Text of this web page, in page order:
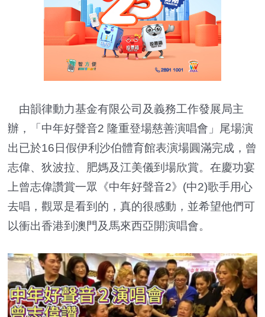
由韻律動力基金有限公司及義務工作發展局主
辦，「中年好聲音2 隆重登場慈善演唱會」尾場演
出已於16日假伊利沙伯體育館表演場圓滿完成，曾
志偉、狄波拉、肥媽及江美儀到場欣賞。在慶功宴
上曾志偉讚賞一眾《中年好聲音2》(中2)歌手用心
去唱，觀眾是看到的，真的很感動，並希望他們可
以衝出香港到澳門及馬來西亞開演唱會。